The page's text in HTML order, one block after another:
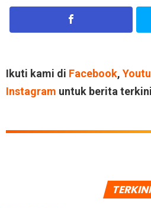
Ikuti kami di Facebook,
Instagram untuk berita